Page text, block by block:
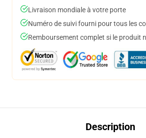
Livraison mondiale à votre porte
Numéro de suivi fourni pour tous les
Remboursement complet si le produit
Description